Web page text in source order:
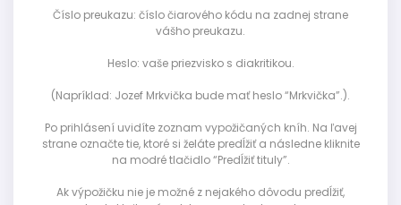
Číslo preukazu: číslo čiarového kódu na zadnej strane
vášho preukazu.
Heslo: vaše priezvisko s diakritikou.
(Napríklad: Jozef Mrkvička bude mať heslo “Mrkvička”.).
Po prihlásení uvidíte zoznam vypožičaných kníh. Na ľavej
strane označte tie, ktoré si želáte predĺžiť a následne kliknite
na modré tlačidlo “Predĺžiť tituly”.
Ak výpožičku nie je možné z nejakého dôvodu predĺžiť,